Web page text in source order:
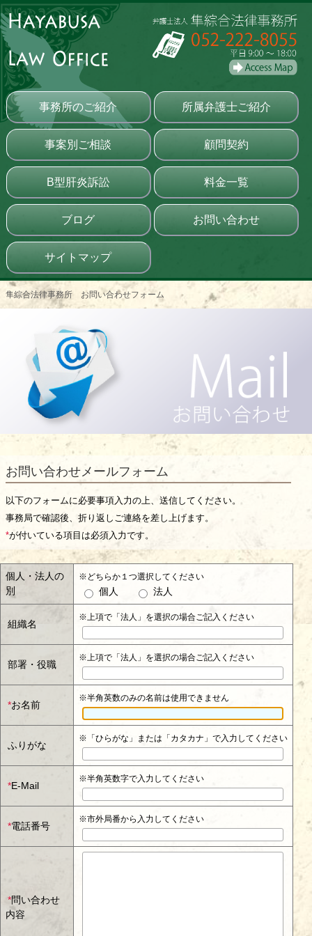
事務所のご紹介 所属弁護士ご紹介
事案別ご相談 顧問契約
B型肝炎訴訟 料金一覧
ブログ お問い合わせ
サイトマップ
隼綜合法律事務所 お問い合わせフォーム
お問い合わせメールフォーム
以下のフォームに必要事項入力の上、送信してください。
事務局で確認後、折り返しご連絡を差し上げます。
*が付いている項目は必須入力です。
個人・法人の
別
※どちらか１つ選択してください
個人 法人
組織名
※上項で「法人」を選択の場合ご記入ください
部署・役職
※上項で「法人」を選択の場合ご記入ください
*お名前
※半角英数のみの名前は使用できません
ふりがな
※「ひらがな」または「カタカナ」で入力してください
*E-Mail
※半角英数字で入力してください
*電話番号
※市外局番から入力してください
*問い合わせ
内容